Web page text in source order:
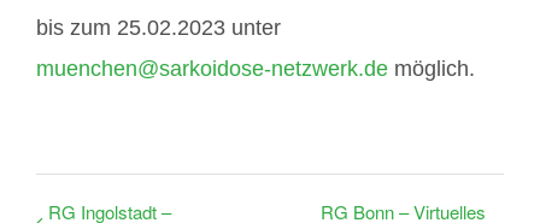
bis zum 25.02.2023 unter
muenchen@sarkoidose-netzwerk.de möglich.
RG Ingolstadt –
RG Bonn – Virtuelles